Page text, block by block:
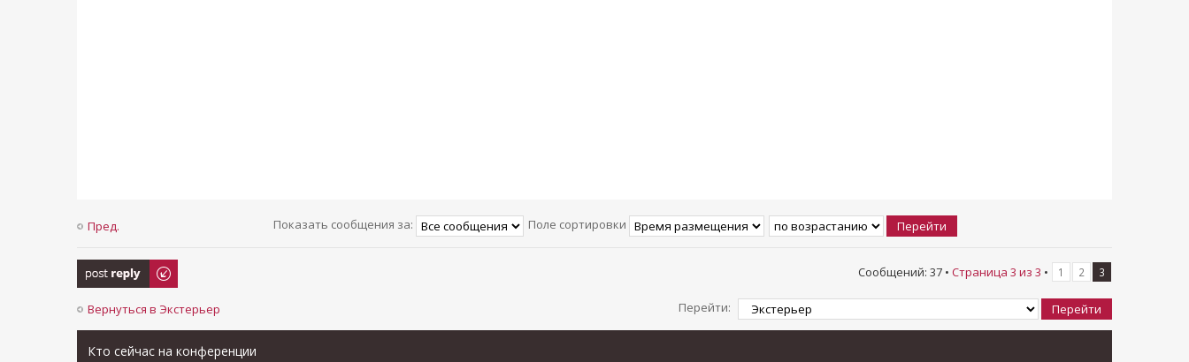
Пред. Показать сообщения за: Поле сортировки
Ответить Сообщений: 37 • Страница 3 из 3 • 1 2 3
Вернуться в Экстерьер Перейти:
Кто сейчас на конференции